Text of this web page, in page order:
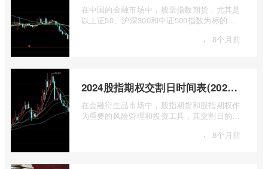
在中国的金融市场中，股票指数期货，尤其是
以上证50、沪深300和中证500指数为标的的
· 8个月前
2024股指期权交割日时间表(2024股指期货交割日)
在金融衍生品市场中，股指期货和股指期权作
为重要的风险管理和投资工具，其交割日的设
· 8个月前